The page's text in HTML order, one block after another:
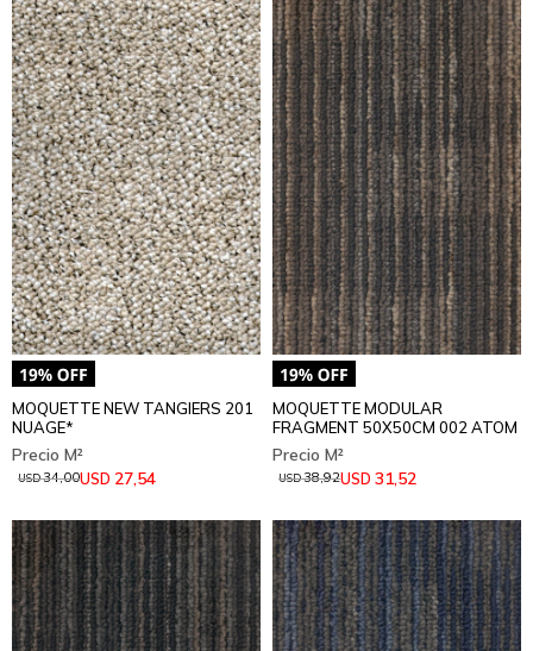
MOQUETTE NEW TANGIERS 201
NUAGE*
USD 27,54
USD34,00
MOQUETTE MODULAR
FRAGMENT 50X50CM 002 ATOM
USD 31,52
USD38,92